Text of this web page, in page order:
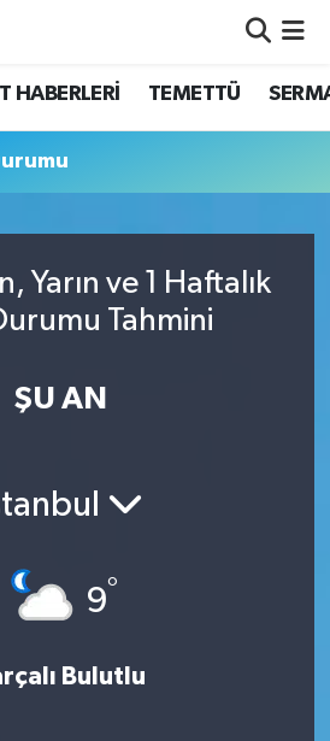
HABERLERİ TEMETTÜ
Yarın ve 1 Haftalık
Tahmini
ŞU AN
9°
Bulutlu